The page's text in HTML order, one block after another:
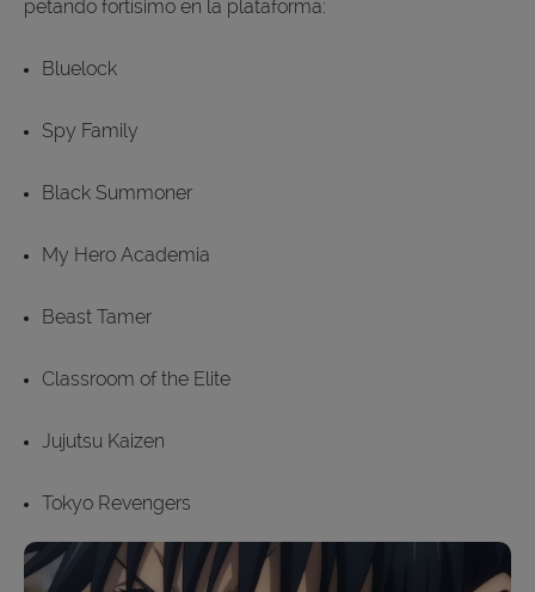
petando fortísimo en la plataforma:
Bluelock
Spy Family
Black Summoner
My Hero Academia
Beast Tamer
Classroom of the Elite
Jujutsu Kaizen
Tokyo Revengers